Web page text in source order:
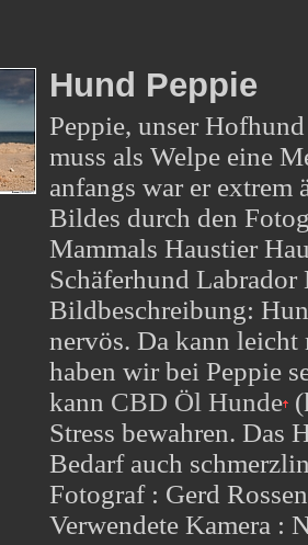
Hund Peppie
Peppie, unser
muss als Welpe eine
anfangs war er extrem
Bildes durch den
Mammals Haustier
Schäferhund
Bildbeschreibung:
nervös. Da kann
haben wir bei Peppie
kann CBD Öl Hunde
Stress bewahren. Das
Bedarf auch
Fotograf : Gerd Rossen
Verwendete Kamera :